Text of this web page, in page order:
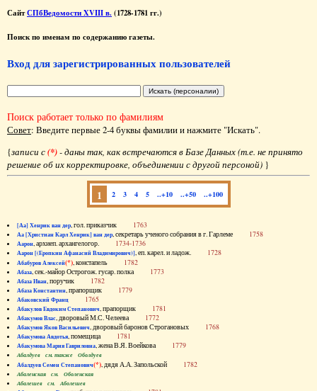
СайтСПбВедомости XVIII в. (1728-1781 гг.)
Поиск по именам по содержанию газеты.
Вход для зарегистрированных пользователей
Поиск работает только по фамилиям
Совет: Введите первые 2-4 буквы фамилии и нажмите "Искать".
{записи с(*)- даны так, как встречаются в Базе Данных (т.е. не принято
решение об их корректировке, объединении с другой персоной) }
1 2 3 4 5 ..+10 ..+50 ..+100
[Аа] Хенрик ван дер, гол. приказчик 1763
Аа [Христиан Карл Хенрик] ван дер, секретарь ученого собрания в г. Гарлеме 1758
Аарон, архиеп. архангелогор. 1734-1736
Аарон [(Еропкин Афанасий Владимирович)], еп. карел. и ладож. 1728
Абабуров Алексей(*), констапель 1782
Абаза, сек.-майор Острогож. гусар. полка 1773
Абаза Иван, поручик 1782
Абаза Константин, прапорщик 1779
Абаковский Франц 1765
Абакулов Евдоким Степанович, прапорщик 1781
Абакумов Влас, дворовый М.С. Челеева 1772
Абакумов Яков Васильевич, дворовый баронов Строгановых 1768
Абакумова Авдотья, помещица 1781
Абакумова Мария Гавриловна, жена В.Я. Воейкова 1779
Абалдуев см. также Оболдуев
Абалдуев Семен Степанович(*), дядя А.А. Запольской 1782
Абаленская см. Оболенская
Абалешев см. Аболешев